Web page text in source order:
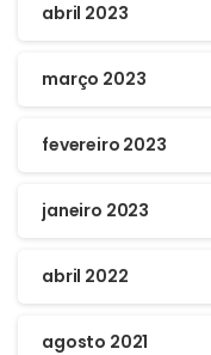
abril 2023
março 2023
fevereiro 2023
janeiro 2023
abril 2022
agosto 2021